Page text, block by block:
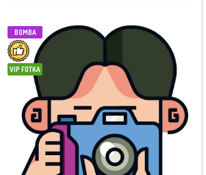
BOMBA
VIP FOTKA